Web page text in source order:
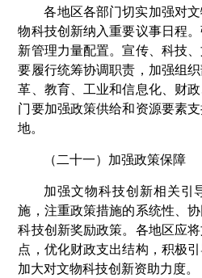
各地区各部门切实加强对
物科技创新纳入重要议事日程
新管理力量配置。宣传、科技
要履行统筹协调职责，加强组
革、教育、工业和信息化、财
门要加强政策供给和资源要素
地。
（二十一）加强政策保障
加强文物科技创新相关引
施，注重政策措施的系统性、
科技创新奖励政策。各地区应
点，优化财政支出结构，积极
加大对文物科技创新资助力度。